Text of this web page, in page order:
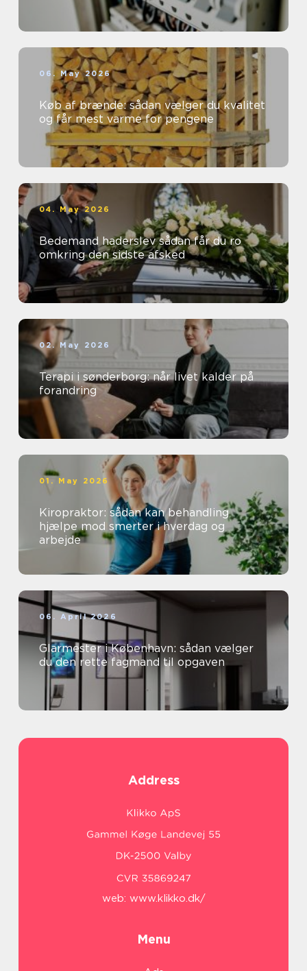
06. May 2026
Køb af brænde: sådan vælger du kvalitet
og får mest varme for pengene
04. May 2026
Bedemand haderslev sådan får du ro
omkring den sidste afsked
02. May 2026
Terapi i sønderborg: når livet kalder på
forandring
01. May 2026
Kiropraktor: sådan kan behandling
hjælpe mod smerter i hverdag og
arbejde
06. April 2026
Glarmester i København: sådan vælger
du den rette fagmand til opgaven
Address
web: www.klikko.dk/
Menu